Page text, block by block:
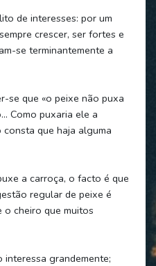
de interesses: por um
crescer, ser fortes e
se terminantemente a
se que «o peixe não puxa
Como puxaria ele a
que haja alguma
a carroça, o facto é que
regular de peixe é
cheiro que muitos
interessa grandemente;